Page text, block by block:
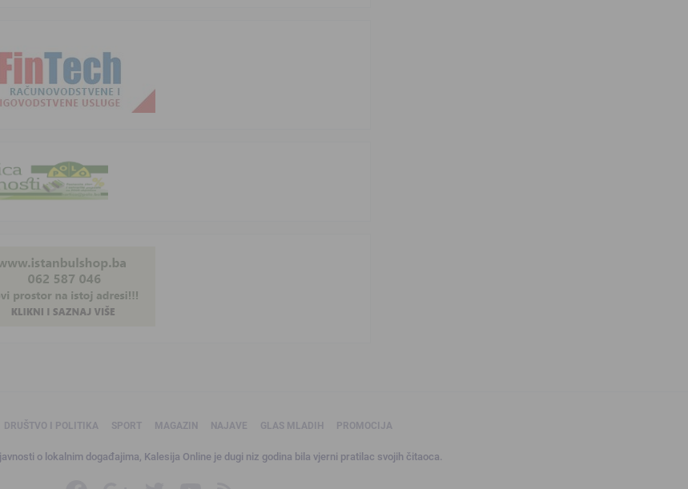
DRUŠTVO I POLITIKA SPORT MAGAZIN NAJAVE GLAS MLADIH PROMOCIJA
o lokalnim događajima, Kalesija Online je dugi niz godina bila vjerni pratilac svojih čitaoca.